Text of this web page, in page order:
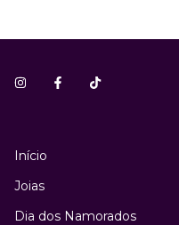
Início
Joias
Dia dos Namorados